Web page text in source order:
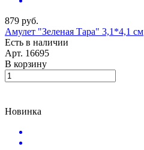
879 руб.
Амулет "Зеленая Тара" 3,1*4,1 см
Есть в наличии
Арт. 16695
В корзину
Новинка